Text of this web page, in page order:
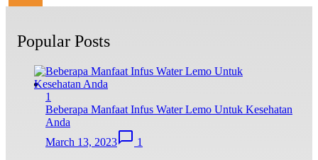
Popular Posts
1
Beberapa Manfaat Infus Water Lemo Untuk Kesehatan
Anda
March 13, 2023
1